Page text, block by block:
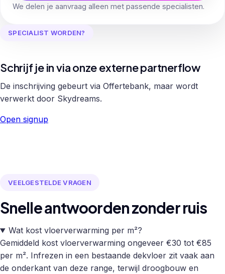
We delen je aanvraag alleen met passende specialisten.
SPECIALIST WORDEN?
Schrijf je in via onze externe partnerflow
De inschrijving gebeurt via Offertebank, maar wordt
verwerkt door Skydreams.
Open signup
VEELGESTELDE VRAGEN
Snelle antwoorden zonder ruis
Wat kost vloerverwarming per m²?
Gemiddeld kost vloerverwarming ongeveer €30 tot €85
per m². Infrezen in een bestaande dekvloer zit vaak aan
de onderkant van deze range, terwijl droogbouw en